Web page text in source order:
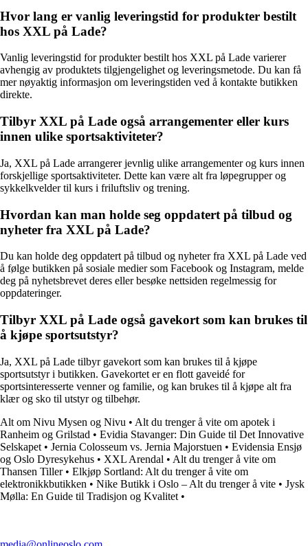
Hvor lang er vanlig leveringstid for produkter bestilt
hos XXL på Lade?
Vanlig leveringstid for produkter bestilt hos XXL på Lade varierer
avhengig av produktets tilgjengelighet og leveringsmetode. Du kan få
mer nøyaktig informasjon om leveringstiden ved å kontakte butikken
direkte.
Tilbyr XXL på Lade også arrangementer eller kurs
innen ulike sportsaktiviteter?
Ja, XXL på Lade arrangerer jevnlig ulike arrangementer og kurs innen
forskjellige sportsaktiviteter. Dette kan være alt fra løpegrupper og
sykkelkvelder til kurs i friluftsliv og trening.
Hvordan kan man holde seg oppdatert på tilbud og
nyheter fra XXL på Lade?
Du kan holde deg oppdatert på tilbud og nyheter fra XXL på Lade ved
å følge butikken på sosiale medier som Facebook og Instagram, melde
deg på nyhetsbrevet deres eller besøke nettsiden regelmessig for
oppdateringer.
Tilbyr XXL på Lade også gavekort som kan brukes til
å kjøpe sportsutstyr?
Ja, XXL på Lade tilbyr gavekort som kan brukes til å kjøpe
sportsutstyr i butikken. Gavekortet er en flott gaveidé for
sportsinteresserte venner og familie, og kan brukes til å kjøpe alt fra
klær og sko til utstyr og tilbehør.
Alt om Nivu Mysen og Nivu • Alt du trenger å vite om apotek i
Ranheim og Grilstad • Evidia Stavanger: Din Guide til Det Innovative
Selskapet • Jernia Colosseum vs. Jernia Majorstuen • Evidensia Ensjø
og Oslo Dyresykehus • XXL Arendal • Alt du trenger å vite om
Thansen Tiller• Elkjøp Sortland: Alt du trenger å vite om
elektronikkbutikken • Nike Butikk i Oslo – Alt du trenger å vite • Jysk
Mølla: En Guide til Tradisjon og Kvalitet •